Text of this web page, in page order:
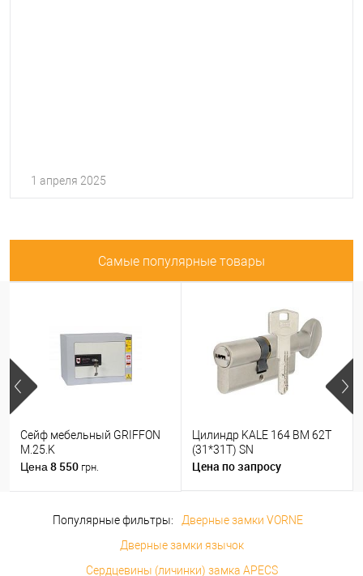
1 апреля 2025
Самые популярные товары
Сейф мебельный GRIFFON
M.25.K
Цена 8 550 грн.
Цилиндр KALE 164 BM 62T
(31*31T) SN
Цена по запросу
Популярные фильтры:
Дверные замки VORNE
Дверные замки язычок
Сердцевины (личинки) замка APECS